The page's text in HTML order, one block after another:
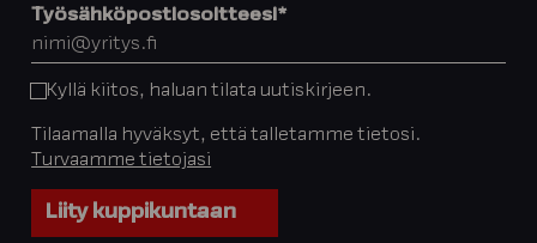
Työsähköpostiosoitteesi *
Kyllä kiitos, haluan tilata uutiskirjeen.
Tilaamalla hyväksyt, että talletamme tietosi.
Turvaamme tietojasi